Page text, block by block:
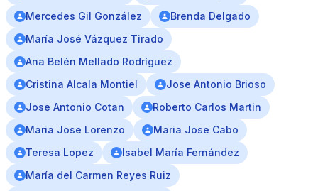
Mercedes Gil González
Brenda Delgado
María José Vázquez Tirado
Ana Belén Mellado Rodríguez
Cristina Alcala Montiel
Jose Antonio Brioso
Jose Antonio Cotan
Roberto Carlos Martin
Maria Jose Lorenzo
Maria Jose Cabo
Teresa Lopez
Isabel María Fernández
María del Carmen Reyes Ruiz